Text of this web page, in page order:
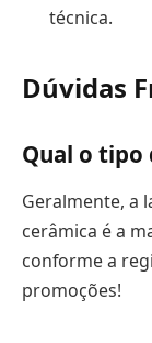
técnica.
Dúvidas
Qual o tipo
Geralmente, a
cerâmica é a
conforme a
promoções!